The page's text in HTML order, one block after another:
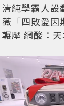
清純學霸人設
薇「四敗愛因
輾壓 網酸：